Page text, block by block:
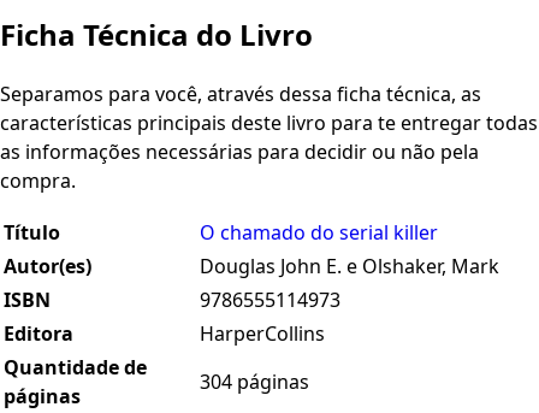
Ficha Técnica do Livro
Separamos para você, através dessa ficha técnica, as
características principais deste livro para te entregar todas
as informações necessárias para decidir ou não pela
compra.
Título
O chamado do serial killer
Autor(es)
Douglas John E. e Olshaker, Mark
ISBN
9786555114973
Editora
HarperCollins
Quantidade de
páginas
304 páginas